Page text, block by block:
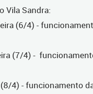
Vila Sandra:
(6/4) -
(7/4) -
4) - funcionamento